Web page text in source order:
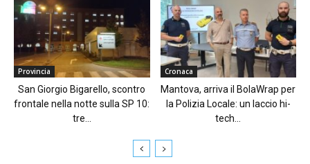
Provincia
San Giorgio Bigarello, scontro
frontale nella notte sulla SP 10:
tre...
Cronaca
Mantova, arriva il BolaWrap per
la Polizia Locale: un laccio hi-
tech...